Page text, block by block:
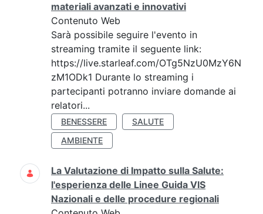
materiali avanzati e innovativi
Contenuto Web
Sarà possibile seguire l'evento in
streaming tramite il seguente link:
https://live.starleaf.com/OTg5NzU0MzY6N
zM1ODk1 Durante lo streaming i
partecipanti potranno inviare domande ai
relatori...
BENESSERE
SALUTE
AMBIENTE
La Valutazione di Impatto sulla Salute:
l'esperienza delle Linee Guida VIS
Nazionali e delle procedure regionali